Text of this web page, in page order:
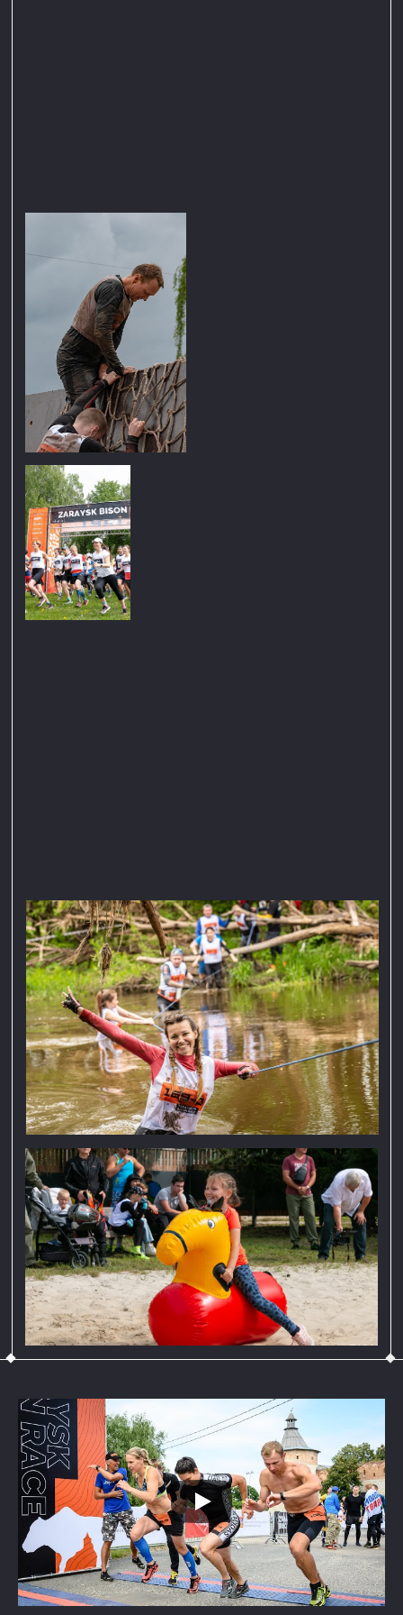
Официальный
мерч забега
Эмоции и воспоминания от забега —
главное, что получают участники. Сделать
их ярче ты сможешь благодаря
фирменному мерчу #ЗБ
Маскот